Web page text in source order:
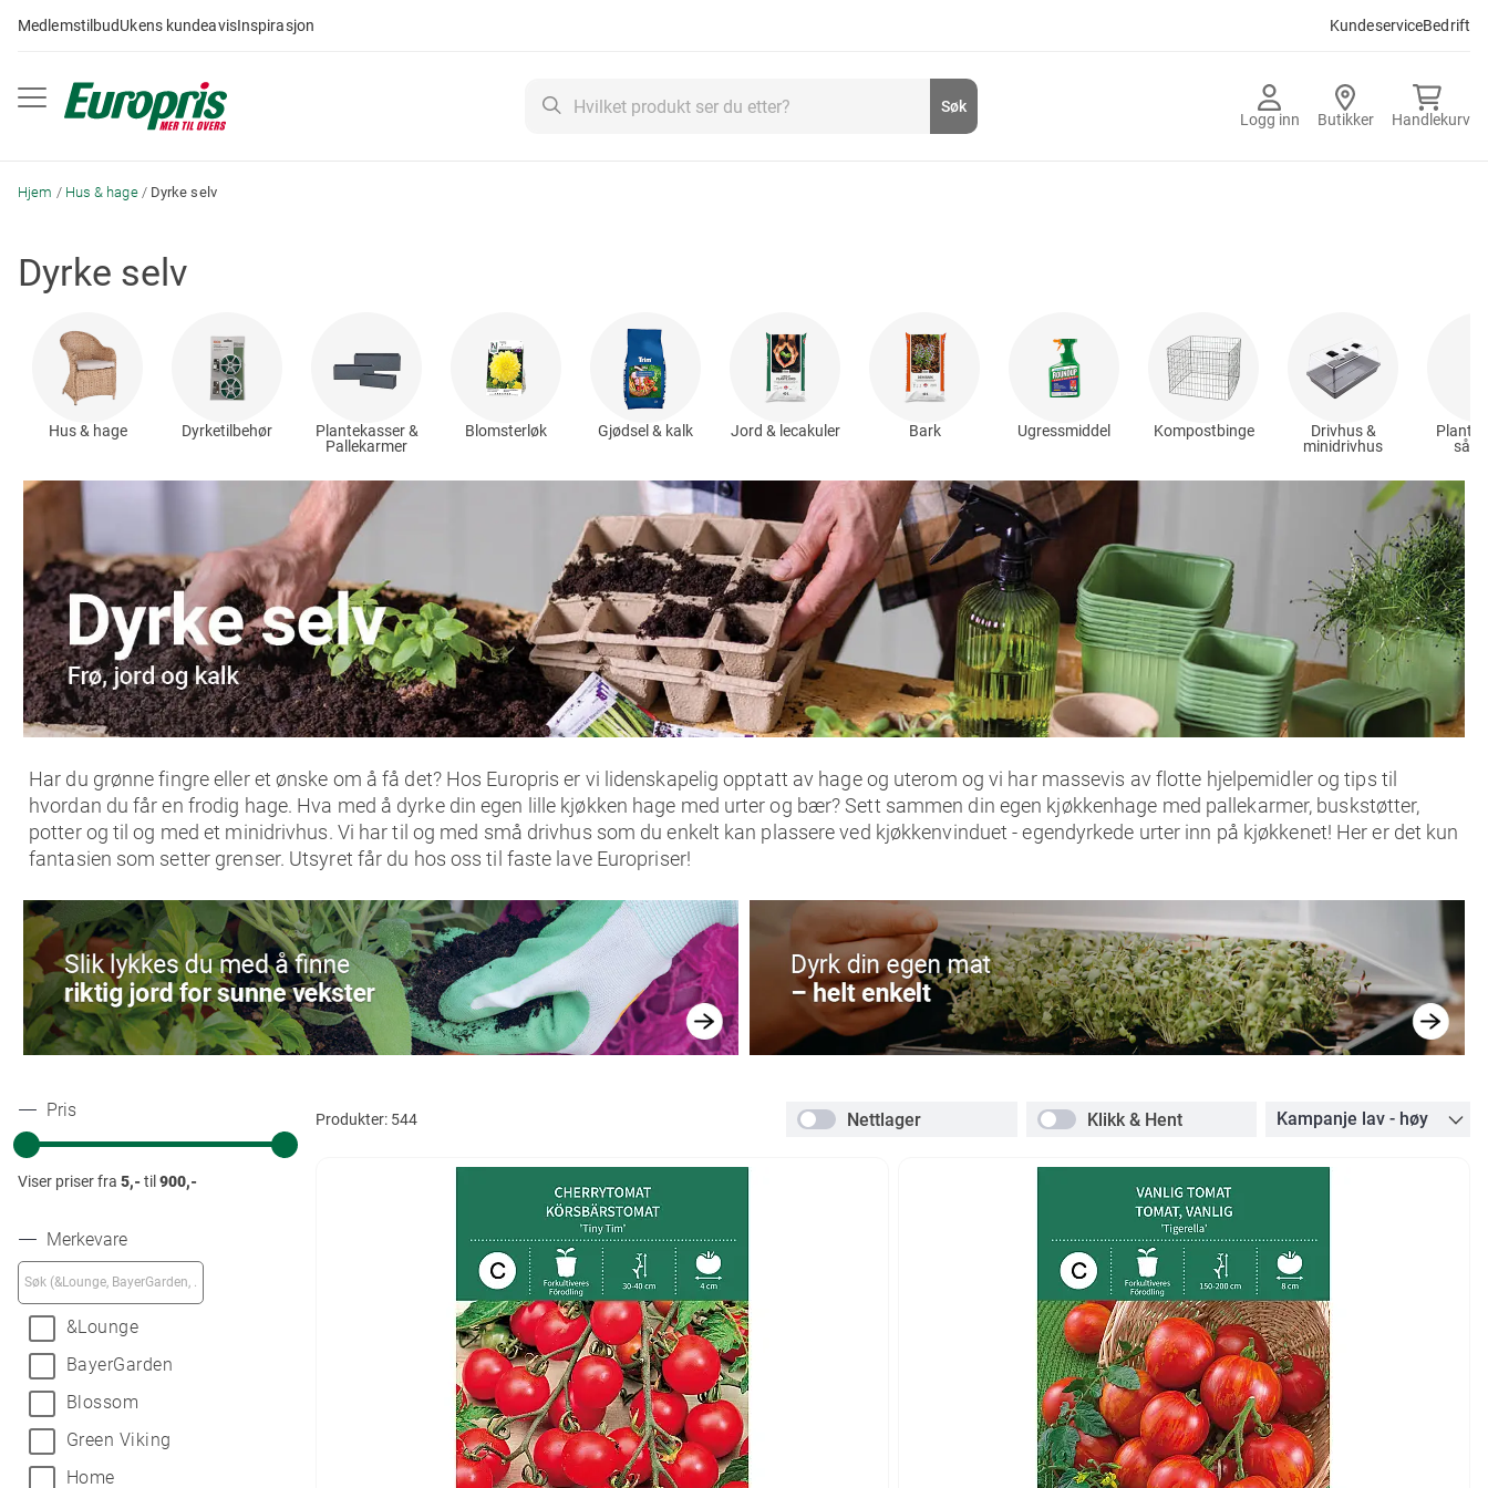
til
MedlemstilbudUkens kundeavisInspirasjon KundeserviceBedrift
Logg inn Butikker Handlekurv
Søk
Hjem Hus & hage Dyrke selv
Dyrke selv
Hus & hage Dyrketilbehør
Plantekasser &
Pallekarmer
Blomsterløk Gjødsel & kalk Jord & lecakuler Bark Ugressmiddel Kompostbinge
Drivhus &
minidrivhus
Har du grønne fingre eller et ønske om å få det? Hos Europris er vi lidenskapelig opptatt av hage og uterom og vi har massevis av flotte hjelpemidler og tips til
hvordan du får en frodig hage. Hva med å dyrke din egen lille kjøkken hage med urter og bær? Sett sammen din egen kjøkkenhage med pallekarmer, buskstøtter,
potter og til og med et minidrivhus. Vi har til og med små drivhus som du enkelt kan plassere ved kjøkkenvinduet - egendyrkede urter inn på kjøkkenet! Her er det kun
fantasien som setter grenser. Utsyret får du hos oss til faste lave Europriser!
Nettlager Klikk & Hent
Produkter: 544
Pris
Viser priser fra 5,-til900,-
Merkevare
&Lounge
BayerGarden
Blossom
Green Viking
Home